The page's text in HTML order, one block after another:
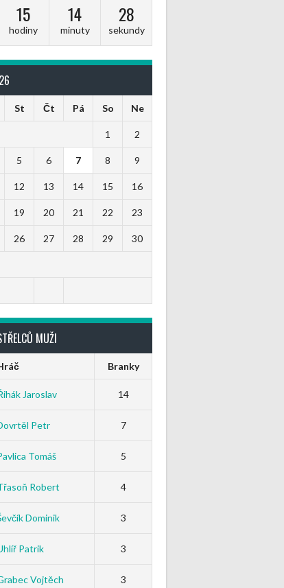
15
hodiny
14
minuty
28
sekundy
St Čt Pá So Ne
1 2
5 6 7 8 9
12 13 14 15 16
19 20 21 22 23
26 27 28 29 30
MUŽI
Branky
Jaroslav 14
Petr 7
Tomáš 5
Robert 4
Dominik 3
Patrik 3
Vojtěch 3